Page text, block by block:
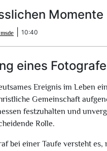
erwinadamsde
10:40
eines
Ereignis im Leben
Gemeinschaft
festzuhalten und
Rolle.
bei einer Taufe versteht